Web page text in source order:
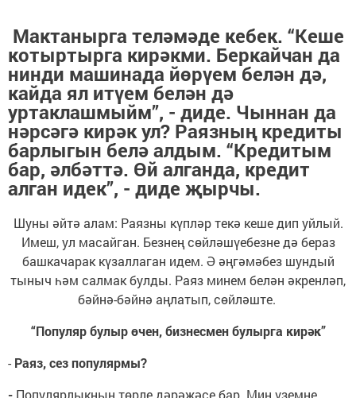
Мактанырга теләмәде кебек. “Кеше
котыртырга кирәкми. Беркайчан да
нинди машинада йөрүем белән дә,
кайда ял итүем белән дә
уртаклашмыйм”, - диде. Чыннан да
нәрсәгә кирәк ул? Раязның кредиты
барлыгын белә алдым. “Кредитым
бар, әлбәттә. Өй алганда, кредит
алган идек”, - диде җырчы.
Шуны әйтә алам: Раязны күпләр текә кеше дип уйлый.
Имеш, ул масайган. Безнең сөйләшүебезне дә бераз
башкачарак күзаллаган идем. Ә әңгәмәбез шундый
тыныч һәм салмак булды. Раяз минем белән әкренләп,
бәйнә-бәйнә аңлатып, сөйләште.
“Популяр булыр өчен, бизнесмен булырга кирәк”
- Раяз, сез популярмы?
- Популярлыкның төрле дәрәҗәсе бар. Мин үземне